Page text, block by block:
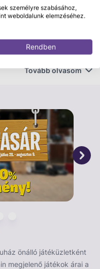
a gyurma, mielőtt
tartalmaz.
kreatív és
képzelőerejét és
könnyen
alkothatnak,
is fejlesztik.
Tovább olvasom
önálló játéküzletként
megjelenő játékok árai a
személyre szabásához,
weboldalunk elemzéséhez.
Rendben